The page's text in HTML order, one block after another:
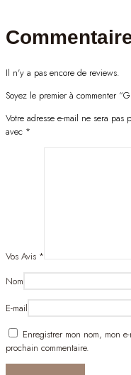
Il n'y a pas encore de reviews.
Soyez le premier à commenter
Votre adresse e-mail ne sera pas
avec *
Vos Avis *
Nom
E-mail
Enregistrer mon nom, mon
prochain commentaire.